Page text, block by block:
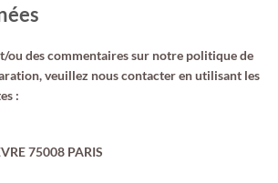
ou des commentaires sur notre politique de
veuillez nous contacter en utilisant les
:
75008 PARIS